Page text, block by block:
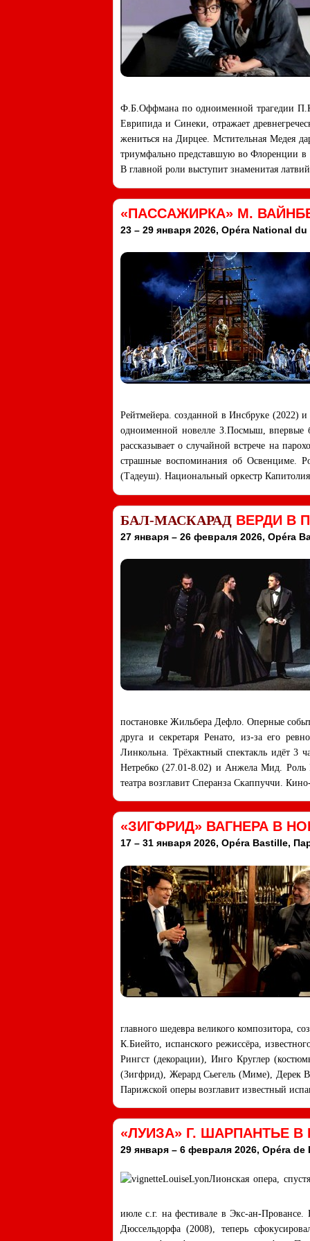
Ф.Б.Оффмана по одноименной трагедии
Еврипида и Синеки, отражает
жениться на Дирцее. Мстительная Медея
триумфально представшую во Флоренции в
В главной роли выступит знаменитая
«ПАССАЖИРКА» М.
23 – 29 января 2026, Opéra National
Рейтмейера. созданной в Инсбруке (2022)
одноименной новелле З.Посмыш, впервые
рассказывает о случайной встрече на
страшные воспоминания об Освенциме.
(Тадеуш). Национальный оркестр
БАЛ-МАСКАРАД ВЕРДИ В
27 января – 26 февраля 2026, Opéra
постановке Жильбера Дефло. Оперные
друга и секретаря Ренато, из-за его
Линкольна. Трёхактный спектакль идёт 3
Нетребко (27.01-8.02) и Анжела Мид. Роль
театра возглавит Сперанза Скаппуччи.
«ЗИГФРИД» ВАГНЕРА В
17 – 31 января 2026, Opéra Bastille,
главного шедевра великого композитора,
К.Биейто, испанского режиссёра,
Рингст (декорации), Инго Круглер
(Зигфрид), Жерард Сьегель (Миме), Дерек
Парижской оперы возглавит известный
«ЛУИЗА» Г. ШАРПАНТЬЕ
29 января – 6 февраля 2026, Opéra de
Лионская опера,
июле с.г. на фестивале в Экс-ан-
Дюссельдорфа (2008), теперь